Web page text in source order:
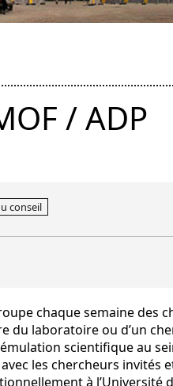
/ ADP
conseil
chaque semaine des
du laboratoire ou d’un
scientifique au
les chercheurs invités
à l’Université